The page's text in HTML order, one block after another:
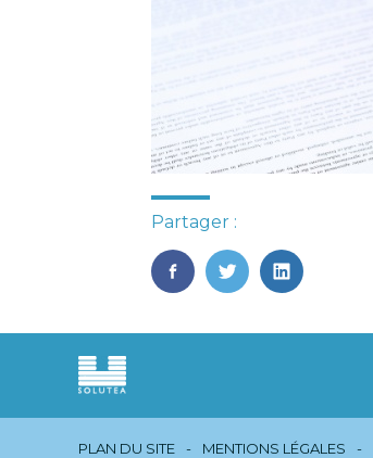
Partager :
FaceBook
TwitterLinkedIn
Footer
PLAN DU SITE MENTIONS LÉGALES